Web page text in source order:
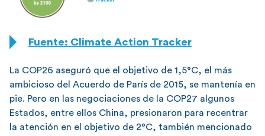
Fuente: Climate Action Tracker
La COP26 aseguró que el objetivo de 1,5°C, el más
ambicioso del Acuerdo de París de 2015, se mantenía en
pie. Pero en las negociaciones de la COP27 algunos
Estados, entre ellos China, presionaron para recentrar
la atención en el objetivo de 2°C, también mencionado